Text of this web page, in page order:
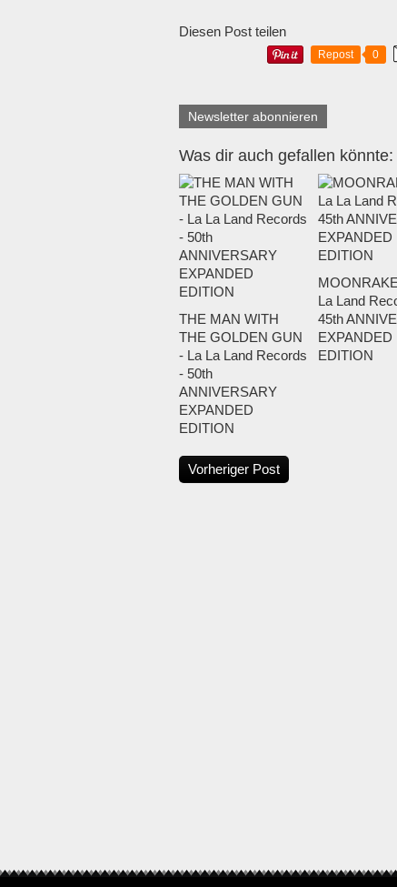
Diesen Post teilen
Repost 0
Newsletter abonnieren
Was dir auch gefallen könnte:
THE MAN WITH
THE GOLDEN GUN
- La La Land Records
- 50th
ANNIVERSARY
EXPANDED
EDITION
La Land
45th
EXPANDED
EDITION
Vorheriger Post